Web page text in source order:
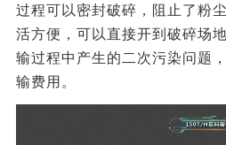
过程可以密封破碎，阻止了粉
活方便，可以直接开到破碎场
输过程中产生的二次污染问题
输费用。